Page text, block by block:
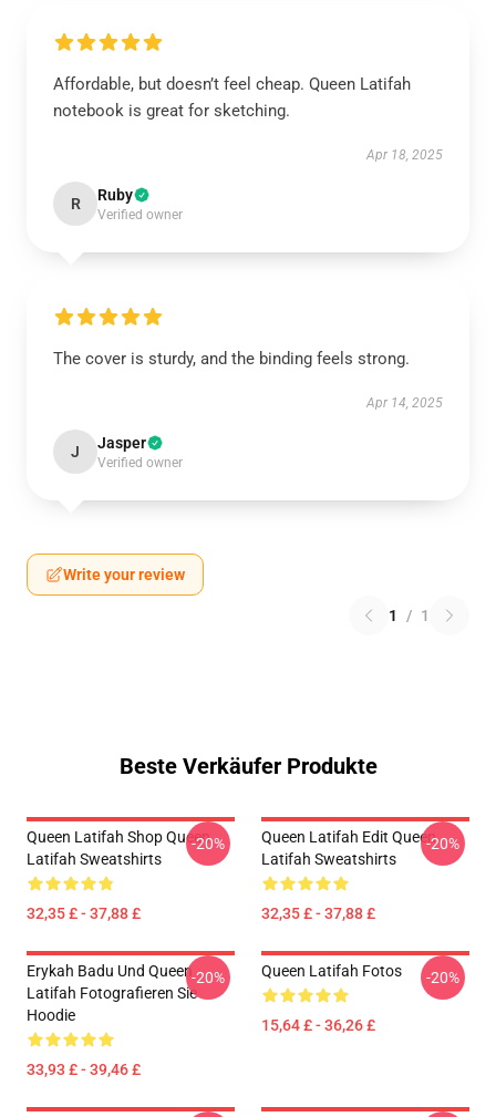
Affordable, but doesn’t feel cheap. Queen Latifah
notebook is great for sketching.
Apr 18, 2025
R Ruby
Verified owner
The cover is sturdy, and the binding feels strong.
Apr 14, 2025
J Jasper
Verified owner
Write your review
1 / 1
Beste Verkäufer Produkte
Queen Latifah Shop Queen
Latifah Sweatshirts
32,35 £ - 37,88 £
-20%
Queen Latifah Edit Queen
Latifah Sweatshirts
32,35 £ - 37,88 £
-20%
Erykah Badu Und Queen
Latifah Fotografieren Sie
Hoodie
33,93 £ - 39,46 £
-20% Queen Latifah Fotos
15,64 £ - 36,26 £
-20%